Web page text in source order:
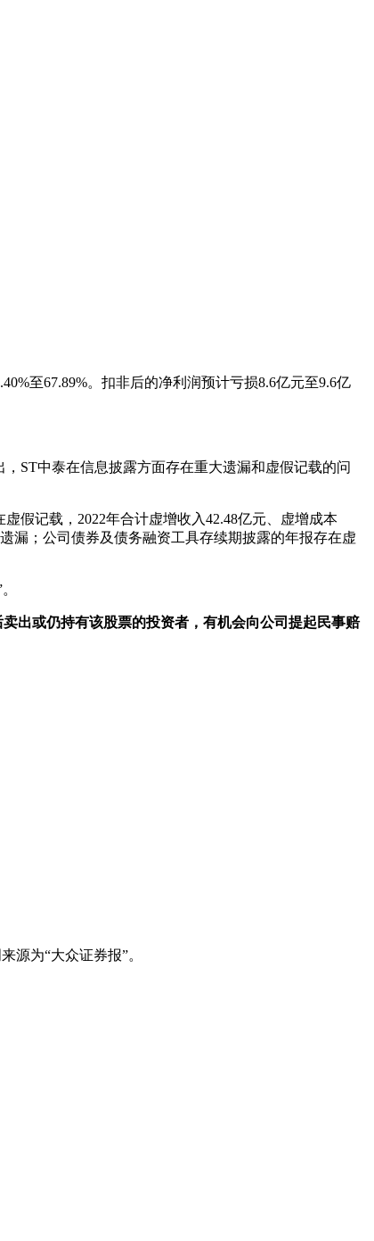
至67.89%。扣非后的净利润预计亏损8.6亿元至9.6亿
ST中泰在信息披露方面存在重大遗漏和虚假记载的问
假记载，2022年合计虚增收入42.48亿元、虚增成本
漏；公司债券及债务融资工具存续期披露的年报存在虚
出或仍持有该股票的投资者，有机会向公司提起民事赔
源为“大众证券报”。